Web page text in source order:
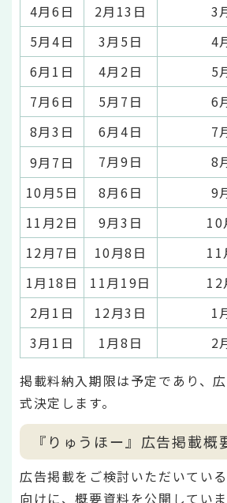
4月6日
2月13日
3
5月4日
3月5日
4
6月1日
4月2日
5
7月6日
5月7日
6
8月3日
6月4日
7
9月7日
7月9日
8
10月5日
8月6日
9
11月2日
9月3日
10
12月7日
10月8日
11
1月18日
11月19日
12
2月1日
12月3日
1
3月1日
1月8日
2
掲載料納入期限は予定であり、
式決定します。
『りゅうほー』広告掲載概
広告掲載をご検討いただいてい
向けに、概要資料を公開していま